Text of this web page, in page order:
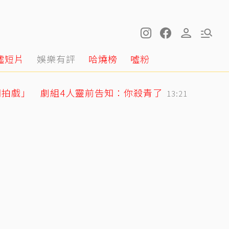
短片 娛樂有評 哈燒榜 噓粉
戲」 劇組4人靈前告知：你殺青了 13:21